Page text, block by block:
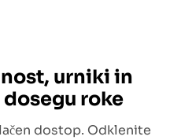
urniki in
roke
dostop. Odklenite